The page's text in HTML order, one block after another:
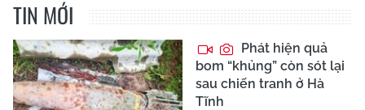
TIN MỚI
Phát hiện quả
bom “khủng” còn sót lại
sau chiến tranh ở Hà
Tĩnh